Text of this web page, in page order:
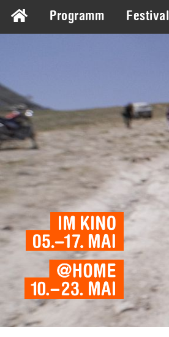
Programm Festival